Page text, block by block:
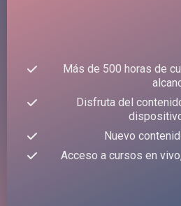
Más de 500 horas de
Disfruta del
Nuevo
Acceso a cursos en